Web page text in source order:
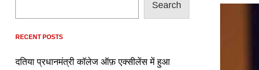
Search
RECENT POSTS
दतिया प्रधानमंत्री कॉलेज ऑफ़ एक्सीलेंस में हुआ